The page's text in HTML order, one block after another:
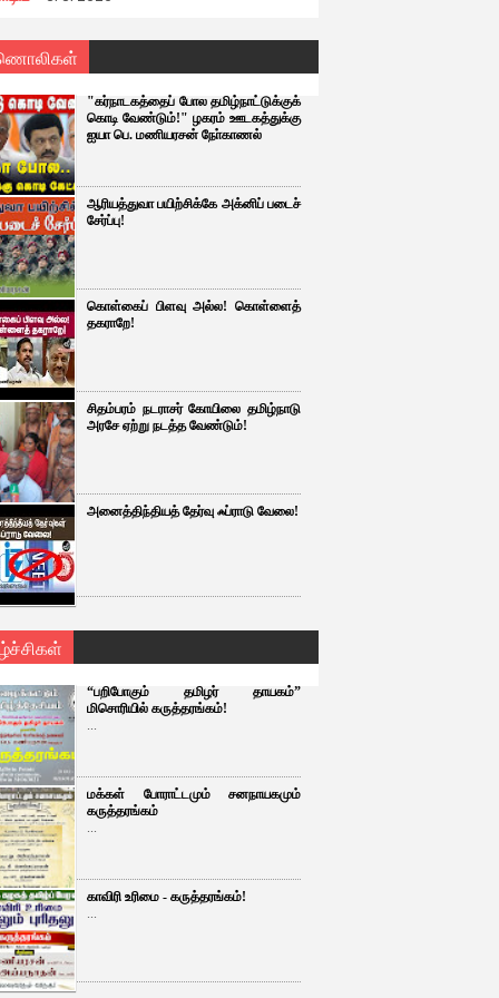
"கர்நாடகத்தைப் போல தமிழ்நாட்டுக்குக்
கொடி வேண்டும்!" ழகரம் ஊடகத்துக்கு
ஐயா பெ. மணியரசன் நோ்காணல்
ஆரியத்துவா பயிற்சிக்கே அக்னிப் படைச்
சேர்ப்பு!
கொள்கைப் பிளவு அல்ல! கொள்ளைத்
தகராறே!
சிதம்பரம் நடராசர் கோயிலை தமிழ்நாடு
அரசே ஏற்று நடத்த வேண்டும்!
அனைத்திந்தியத் தேர்வு ஃப்ராடு வேலை!
“பறிபோகும் தமிழர் தாயகம்”
மிசொரியில் கருத்தரங்கம்!
...
மக்கள் போராட்டமும் சனநாயகமும்
கருத்தரங்கம்
...
காவிரி உரிமை - கருத்தரங்கம்!
...